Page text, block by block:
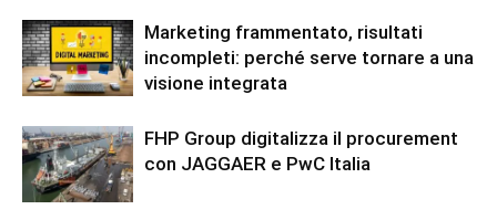
Marketing frammentato, risultati
incompleti: perché serve tornare a una
visione integrata
FHP Group digitalizza il procurement
con JAGGAER e PwC Italia